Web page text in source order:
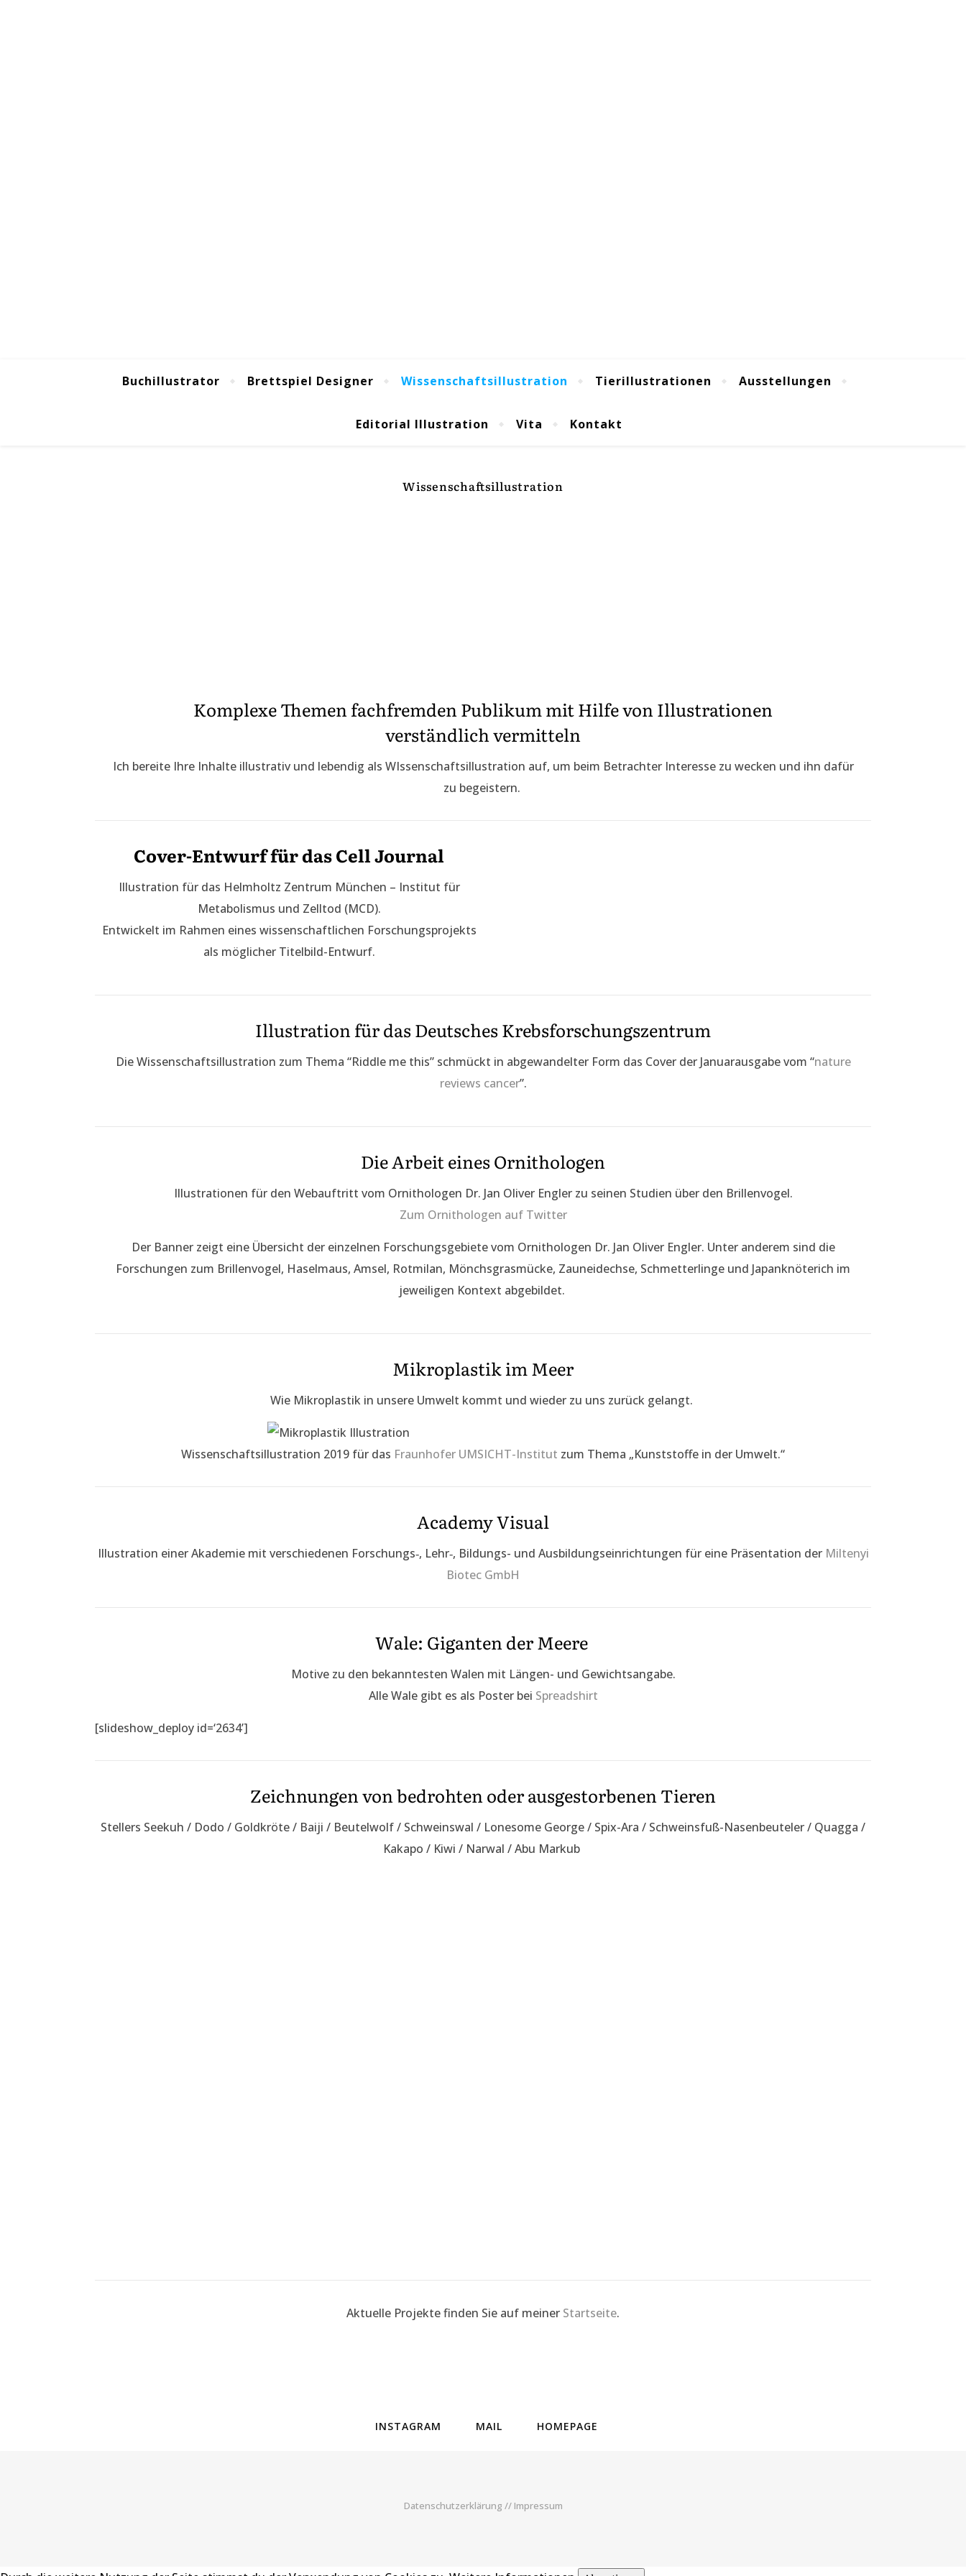
Buchillustrator Brettspiel Designer Wissenschaftsillustration Tierillustrationen Ausstellungen
Editorial Illustration Vita Kontakt
Wissenschaftsillustration
Komplexe Themen fachfremden Publikum mit Hilfe von Illustrationen
verständlich vermitteln
Ich bereite Ihre Inhalte illustrativ und lebendig als WIssenschaftsillustration auf, um beim Betrachter Interesse zu wecken und ihn dafür
zu begeistern.
Cover-Entwurf für das Cell Journal
Illustration für das Helmholtz Zentrum München – Institut für
Metabolismus und Zelltod (MCD).
Entwickelt im Rahmen eines wissenschaftlichen Forschungsprojekts
als möglicher Titelbild-Entwurf.
Illustration für das Deutsches Krebsforschungszentrum
Die Wissenschaftsillustration zum Thema “Riddle me this” schmückt in abgewandelter Form das Cover der Januarausgabe vom “nature
reviews cancer”.
Die Arbeit eines Ornithologen
Illustrationen für den Webauftritt vom Ornithologen Dr. Jan Oliver Engler zu seinen Studien über den Brillenvogel.
Zum Ornithologen auf Twitter
Der Banner zeigt eine Übersicht der einzelnen Forschungsgebiete vom Ornithologen Dr. Jan Oliver Engler. Unter anderem sind die
Forschungen zum Brillenvogel, Haselmaus, Amsel, Rotmilan, Mönchsgrasmücke, Zauneidechse, Schmetterlinge und Japanknöterich im
jeweiligen Kontext abgebildet.
Mikroplastik im Meer
Wie Mikroplastik in unsere Umwelt kommt und wieder zu uns zurück gelangt.
Wissenschaftsillustration 2019 für das Fraunhofer UMSICHT-Institut zum Thema „Kunststoffe in der Umwelt.“
Academy Visual
Illustration einer Akademie mit verschiedenen Forschungs‑, Lehr‑, Bildungs- und Ausbildungseinrichtungen für eine Präsentation der Miltenyi
Biotec GmbH
Wale: Giganten der Meere
Motive zu den bekanntesten Walen mit Längen- und Gewichtsangabe.
Alle Wale gibt es als Poster bei Spreadshirt
[slideshow_deploy id=‘2634’]
Zeichnungen von bedrohten oder ausgestorbenen Tieren
Stellers Seekuh / Dodo / Goldkröte / Baiji / Beutelwolf / Schweinswal / Lonesome George / Spix-Ara / Schweinsfuß-Nasenbeuteler / Quagga /
Kakapo / Kiwi / Narwal / Abu Markub
Aktuelle Projekte finden Sie auf meiner Startseite.
INSTAGRAM MAIL HOMEPAGE
Datenschutzerklärung // Impressum